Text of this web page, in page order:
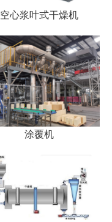
空心浆叶式干燥机
涂覆机